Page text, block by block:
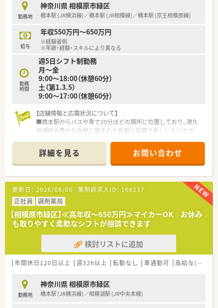
勤務地
神奈川県 相模原市緑区
橋本駅 (JR横浜線)／橋本駅 (JR相模線)／橋本駅 (京王相模原線)
給与
年収550万円～650万円
※経験者例
※年齢・経験・スキルにより異なる
勤務
時間
週5日シフト制勤務
月～金
9:00～18:00（休憩60分）
土（第1.3.5）
9:00～17:00（休憩60分）
【店舗情報と応需状況について】
■橋本駅からバスや車で20分ほどの場所に位置しており、津久
井湖畔の豊かな自然に囲まれた非常に長閑で美しいエリアで
■相模原赤十字病院の門前に構えており、内科や脳外科をはじ
め、ほぼ全科の処方箋を1日平均100枚ほど受け付けています。
■常時4名の薬剤師体制を整えており、1500品目以上の医薬品を
備蓄することで高度な急性期医療のニーズに応えています。
【法人特徴について】
■リネンサプライや介護事業など、医療・福祉に関わる9つの事
業を全国展開する総合医療商社グループの一員として運営され
ています。
■調剤薬局事業部は多角経営を行う企業内の一分門であるため、
単一事業の企業と比べて経営基盤が非常に安定しているのが強
■神奈川県内だけでなく静岡や関東近郊にも店舗を広げていま
すが、各店舗が独立して根付いているため、原則として転勤はあ
【勤務実態について】
■平日は18時までの開局となっており、仕事終わりの時間を趣
詳細を見る お問い合わせ
更新日： 2026/08/06 薬剤師求人ID： 168237
正社員
調剤薬局
【相模原市緑区】≪高年収～650万円≫マイカーOK お休み
も取りやすく柔軟なシフトが相談できます
検討リストに追加
年間休日120日以上 週32h以上 転勤なし 車通勤可 高給与(600万円以上)
勤務地
神奈川県 相模原市緑区
橋本駅 (JR横浜線)／相模湖駅 (JR中央本線)